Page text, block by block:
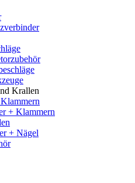
Krallen
+ Klammern
+ Nägel